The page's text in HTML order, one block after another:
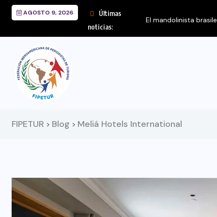
AGOSTO 9, 2026
Últimas
noticias:
El mandolinista
FIPETUR > Blog > Meliá Hotels International